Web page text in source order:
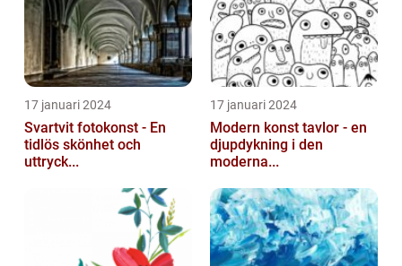
17 januari 2024
Svartvit fotokonst - En
tidlös skönhet och
uttryck...
17 januari 2024
Modern konst tavlor - en
djupdykning i den
moderna...